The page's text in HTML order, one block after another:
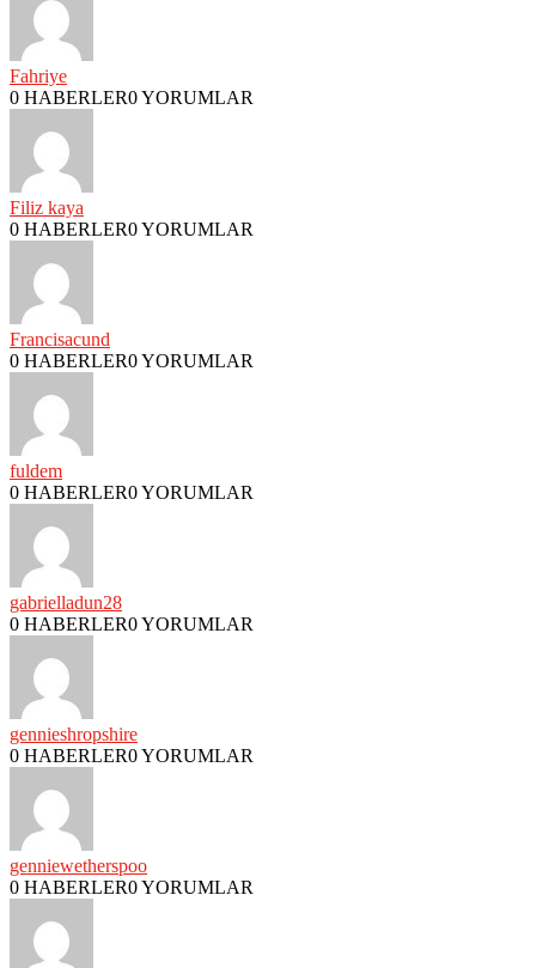
Fahriye
0 HABERLER0 YORUMLAR
Filiz kaya
0 HABERLER0 YORUMLAR
Francisacund
0 HABERLER0 YORUMLAR
fuldem
0 HABERLER0 YORUMLAR
gabrielladun28
0 HABERLER0 YORUMLAR
gennieshropshire
0 HABERLER0 YORUMLAR
genniewetherspoo
0 HABERLER0 YORUMLAR